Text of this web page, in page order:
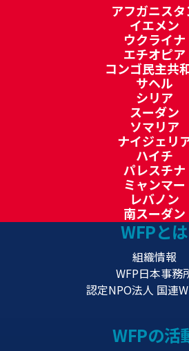
アフガニスタ
イエメン
ウクライナ
エチオピア
コンゴ民主共
サヘル
シリア
スーダン
ソマリア
ナイジェリ
ハイチ
パレスチナ
ミャンマー
レバノン
南スーダン
WFPとは
組織情報
WFP日本事務
認定NPO法人 国連
WFPの活